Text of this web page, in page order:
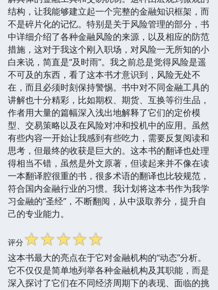
结构，让我能够建立起一个完整的金融知识框架，而
不是碎片化的记忆。特别是关于风险管理的部分，书
中详细介绍了各种金融风险的来源，以及相应的防范
措施，这对于我这个刚入职场，对风险一无所知的小
白来说，简直是“及时雨”。我之前总是觉得风险是遥
不可及的东西，看了这本书才意识到，风险无处不
在，而且必须时刻保持警惕。书中对不同金融工具的
讲解也十分精彩，比如期权、期货、互换等衍生品，
作者用大量的篇幅深入浅出地解释了它们的定价模
型、交易策略以及在风险对冲和投机中的应用。虽然
有些内容一开始让我感到有些吃力，需要反复阅读和
思考，但最终的收获是巨大的。这本书的翻译也处理
得相当不错，虽然是外文原著，但读起来并不像在读
一本翻译腔很重的书，很多术语的翻译也比较规范，
符合国内金融行业的习惯。我计划将这本书作为我学
习金融的“圣经”，不断翻阅，从中汲取养分，提升自
己的专业能力。
评分☆☆☆☆☆
这本书最大的亮点在于它对金融机构的“动态”分析。
它不仅仅是简单地列举各种金融机构及其职能，而是
深入探讨了它们在不同经济周期下的表现、面临的挑